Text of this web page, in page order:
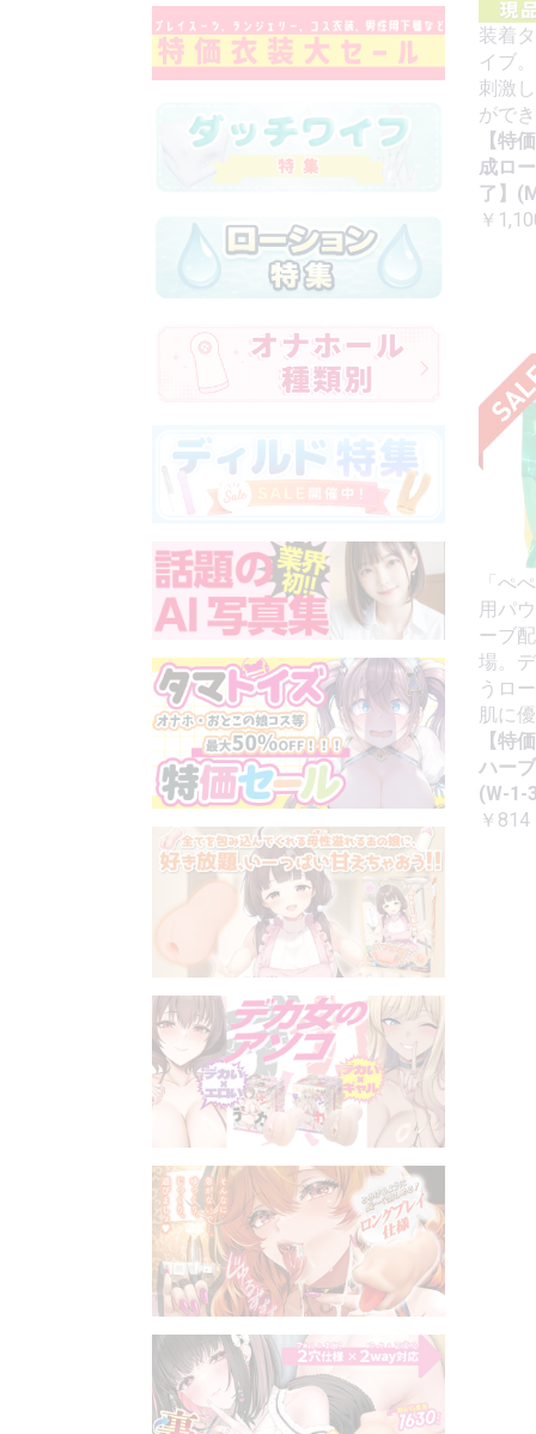
装着
イブ
刺激
がで
【特
成ロ
了】
￥
「ぺ
用パ
ーブ
場。
うロ
肌に
【特
ハー
(W-1-
￥814